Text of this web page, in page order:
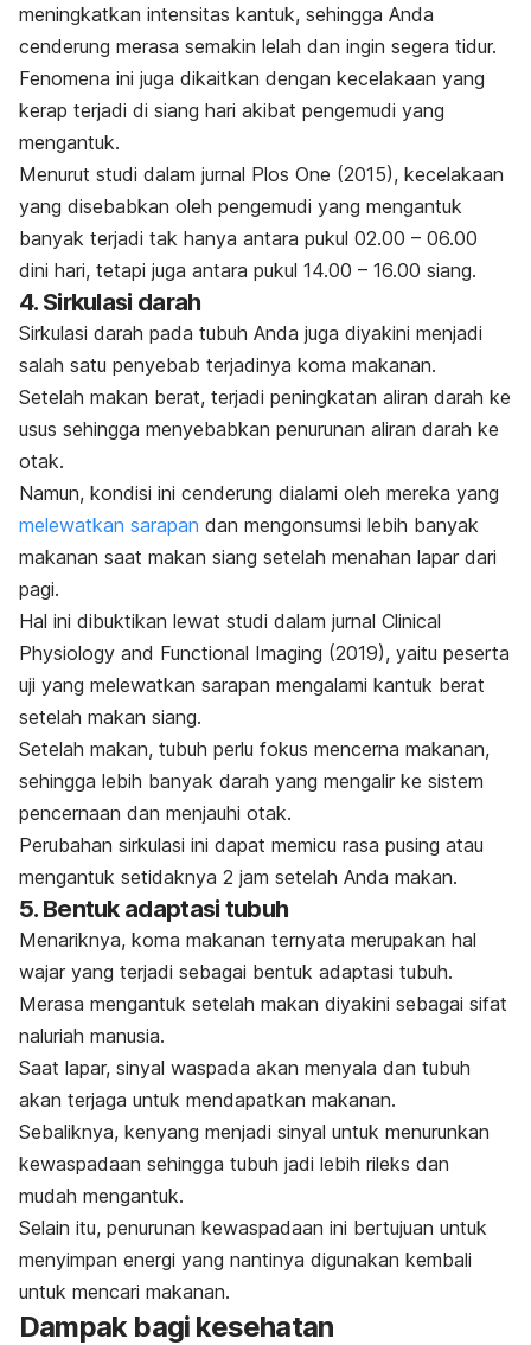
meningkatkan intensitas kantuk, sehingga Anda
cenderung merasa semakin lelah dan ingin segera tidur.
Fenomena ini juga dikaitkan dengan kecelakaan yang
kerap terjadi di siang hari akibat pengemudi yang
mengantuk.
Menurut studi dalam jurnal Plos One (2015), kecelakaan
yang disebabkan oleh pengemudi yang mengantuk
banyak terjadi tak hanya antara pukul 02.00 – 06.00
dini hari, tetapi juga antara pukul 14.00 – 16.00 siang.
4. Sirkulasi darah
Sirkulasi darah pada tubuh Anda juga diyakini menjadi
salah satu penyebab terjadinya koma makanan.
Setelah makan berat, terjadi peningkatan aliran darah ke
usus sehingga menyebabkan penurunan aliran darah ke
otak.
Namun, kondisi ini cenderung dialami oleh mereka yang
melewatkan sarapan dan mengonsumsi lebih banyak
makanan saat makan siang setelah menahan lapar dari
pagi.
Hal ini dibuktikan lewat studi dalam jurnal Clinical
Physiology and Functional Imaging (2019), yaitu peserta
uji yang melewatkan sarapan mengalami kantuk berat
setelah makan siang.
Setelah makan, tubuh perlu fokus mencerna makanan,
sehingga lebih banyak darah yang mengalir ke sistem
pencernaan dan menjauhi otak.
Perubahan sirkulasi ini dapat memicu rasa pusing atau
mengantuk setidaknya 2 jam setelah Anda makan.
5. Bentuk adaptasi tubuh
Menariknya, koma makanan ternyata merupakan hal
wajar yang terjadi sebagai bentuk adaptasi tubuh.
Merasa mengantuk setelah makan diyakini sebagai sifat
naluriah manusia.
Saat lapar, sinyal waspada akan menyala dan tubuh
akan terjaga untuk mendapatkan makanan.
Sebaliknya, kenyang menjadi sinyal untuk menurunkan
kewaspadaan sehingga tubuh jadi lebih rileks dan
mudah mengantuk.
Selain itu, penurunan kewaspadaan ini bertujuan untuk
menyimpan energi yang nantinya digunakan kembali
untuk mencari makanan.
Dampak bagi kesehatan